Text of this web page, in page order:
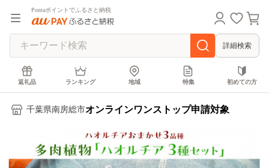
Pontaポイントでふるさと納税
詳細検索
返礼品 ランキング 地域 特集 初めての方
千葉県南房総市オンラインワンストップ申請対象